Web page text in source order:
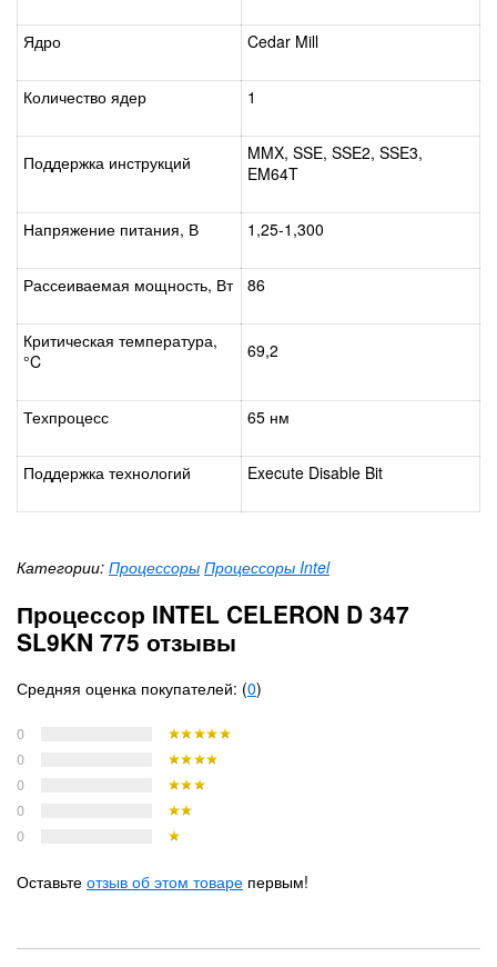
Ядро Cedar Mill
Количество ядер 1
Поддержка инструкций
MMX, SSE, SSE2, SSE3,
EM64T
Напряжение питания, В 1,25-1,300
Рассеиваемая мощность, Вт 86
Критическая температура,
°C
69,2
Техпроцесс 65 нм
Поддержка технологий Execute Disable Bit
Категории: Процессоры Процессоры Intel
Процессор INTEL CELERON D 347
SL9KN 775 отзывы
Средняя оценка покупателей: (0)
0
0
0
0
0
Оставьте отзыв об этом товаре первым!